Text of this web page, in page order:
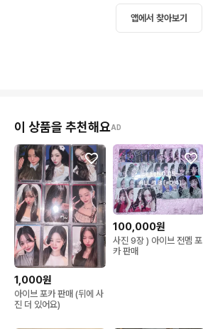
앱에서 찾아보기
이 상품을 추천해요AD
1,000원
아이브 포카 판매 (뒤에 사
진 더 있어요)
100,000원
사진 9장 ) 아이브 전멤 포
카 판매